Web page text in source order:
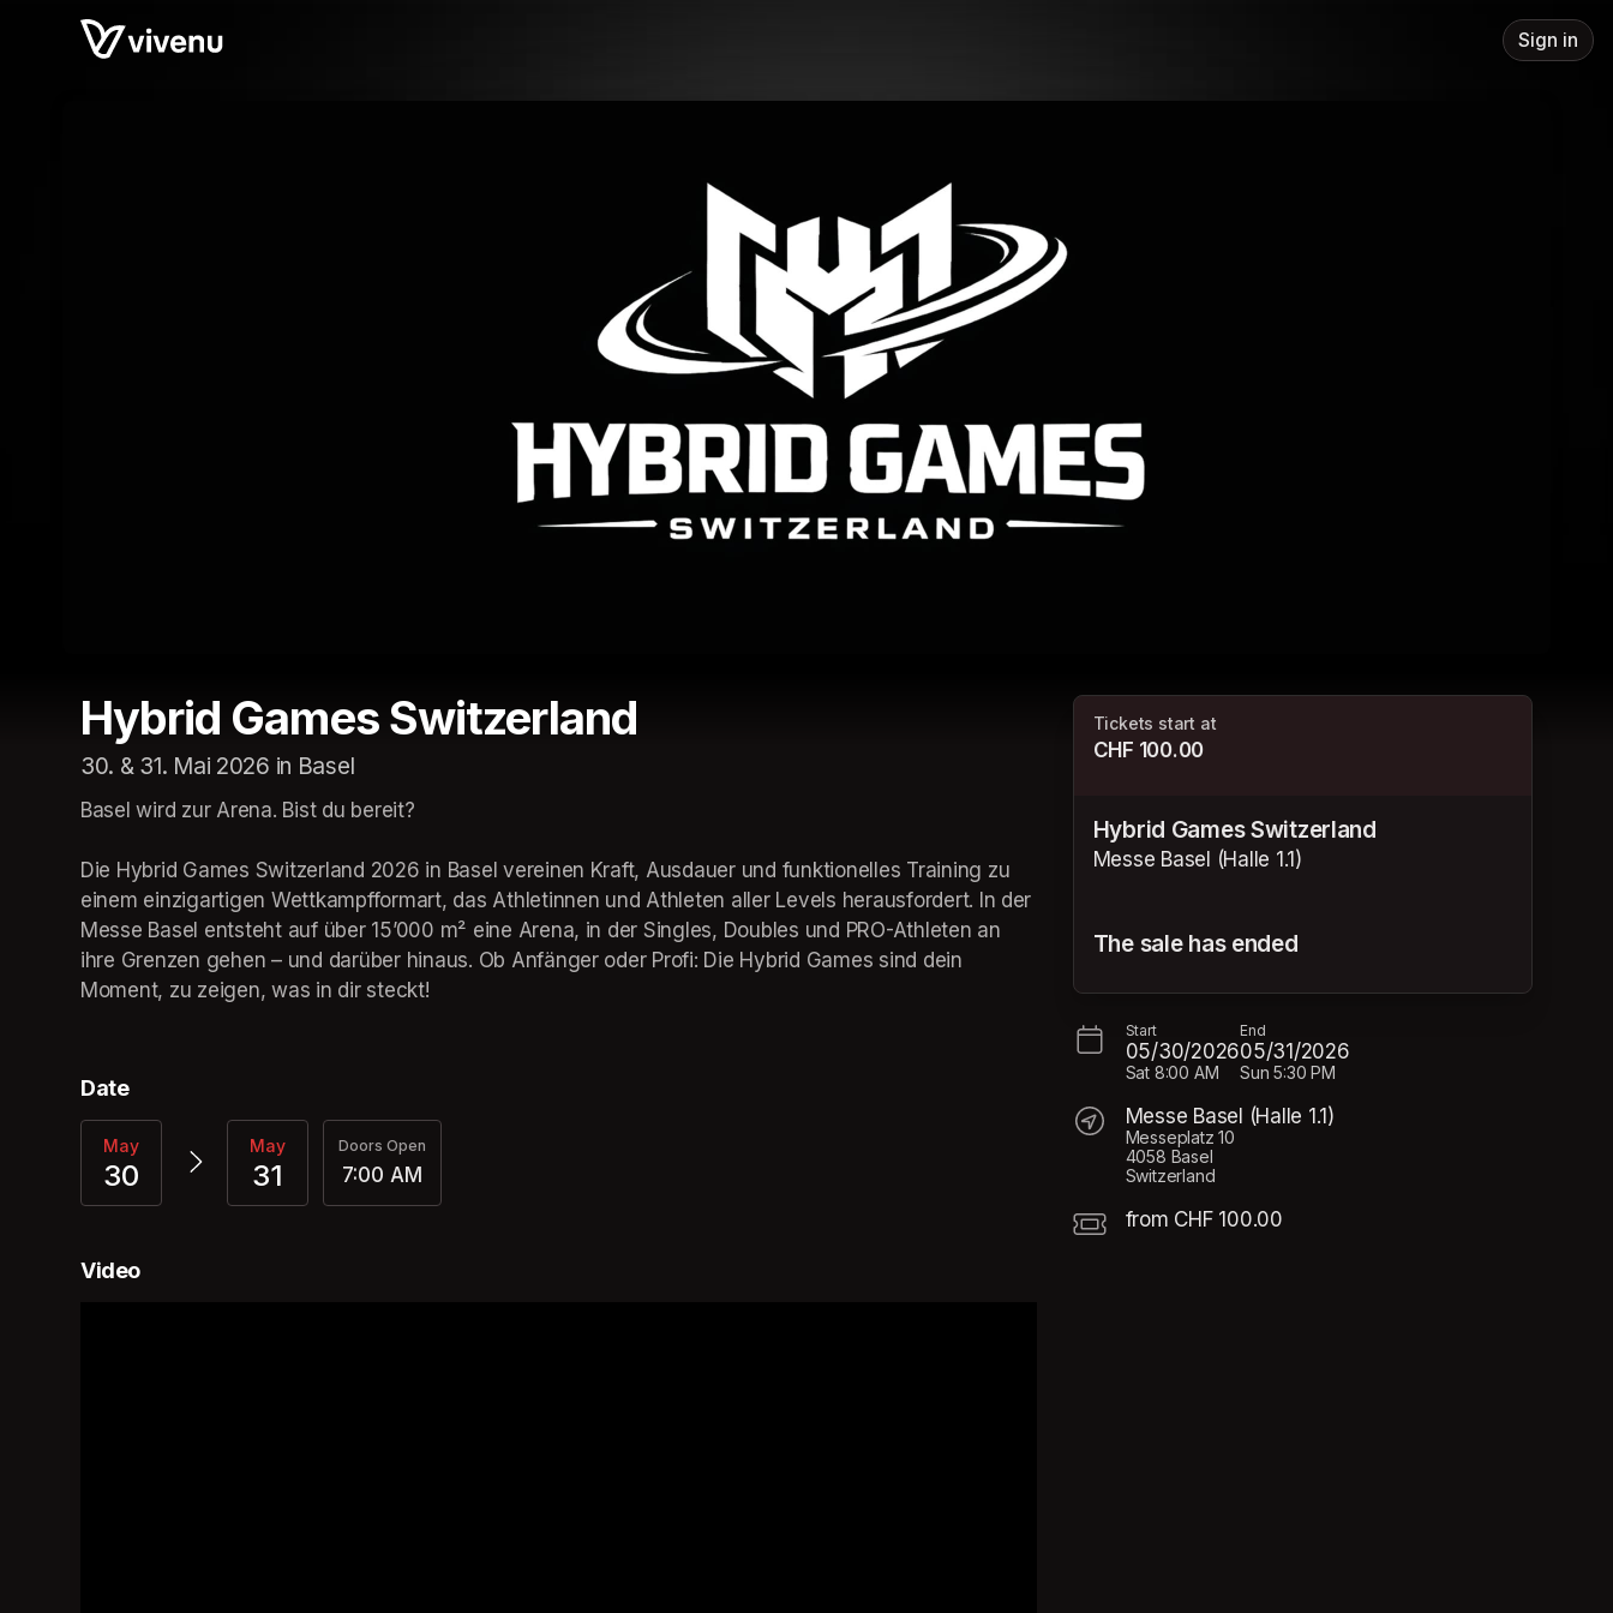
Skip header
Sign in
Hybrid Games Switzerland
30. & 31. Mai 2026 in Basel
Basel wird zur Arena. Bist du bereit?
Die Hybrid Games Switzerland 2026 in Basel vereinen Kraft, Ausdauer und funktionelles Training zu
einem einzigartigen Wettkampfformart, das Athletinnen und Athleten aller Levels herausfordert. In der
Messe Basel entsteht auf über 15’000 m² eine Arena, in der Singles, Doubles und PRO-Athleten an
ihre Grenzen gehen – und darüber hinaus. Ob Anfänger oder Profi: Die Hybrid Games sind dein
Moment, zu zeigen, was in dir steckt!
Date
May
30
May
31
Doors Open
7:00 AM
Video
Tickets start at
CHF 100.00
Hybrid Games Switzerland
Messe Basel (Halle 1.1)
The sale has ended
Start
05/30/2026
Sat 8:00 AM
End
05/31/2026
Sun 5:30 PM
Messe Basel (Halle 1.1)
Messeplatz 10
4058 Basel
Switzerland
from CHF 100.00